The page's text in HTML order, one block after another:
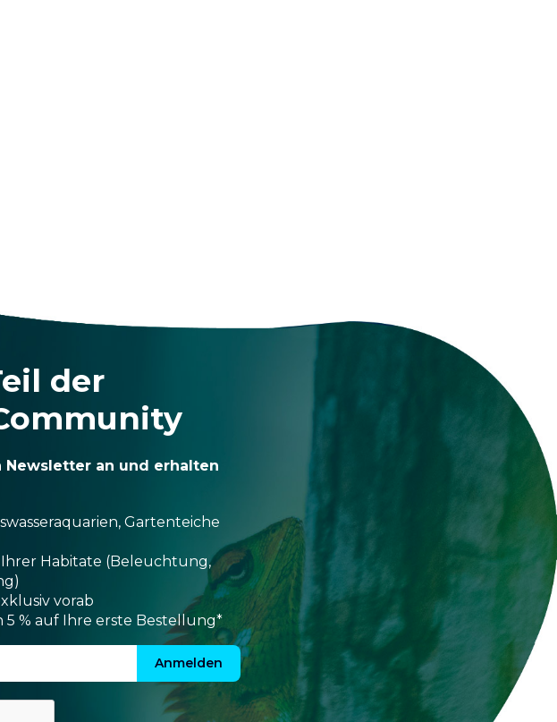
der
Newsletter an und erhalten
Gartenteiche
Habitate (Beleuchtung,
vorab
% auf Ihre erste Bestellung*
Anmelden